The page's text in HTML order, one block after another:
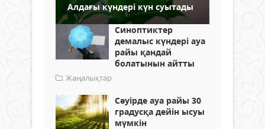
Алдағы күндері күн суытады
Синоптиктер
демалыс күндері ауа
райы қандай
болатынын айтты
Жаңалықтар
Сәуірде ауа райы 30
градусқа дейін ысуы
мүмкін